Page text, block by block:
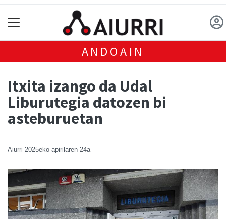
ANDOAIN
Itxita izango da Udal
Liburutegia datozen bi
asteburuetan
Aiurri 2025eko apirilaren 24a